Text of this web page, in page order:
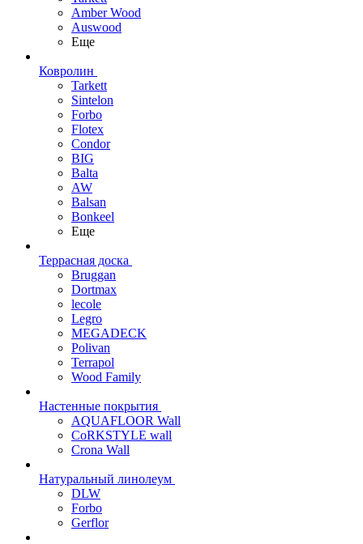
Amber Wood
Auswood
Еще
Ковролин
Tarkett
Sintelon
Forbo
Flotex
Condor
BIG
Balta
AW
Balsan
Bonkeel
Еще
Террасная доска
Bruggan
Dortmax
lecole
Legro
MEGADECK
Polivan
Terrapol
Wood Family
Настенные покрытия
AQUAFLOOR Wall
CoRKSTYLE wall
Crona Wall
Натуральный линолеум
DLW
Forbo
Gerflor